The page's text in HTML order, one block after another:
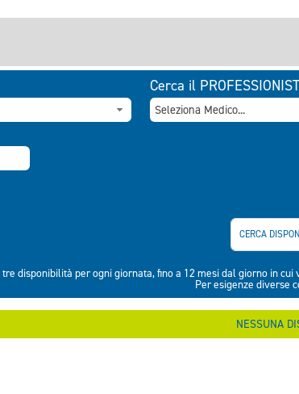
Cerca il
CERCA
disponibilità per ogni giornata, fino a 12 mesi dal giorno in
Per esigenze diverse
NESSUNA